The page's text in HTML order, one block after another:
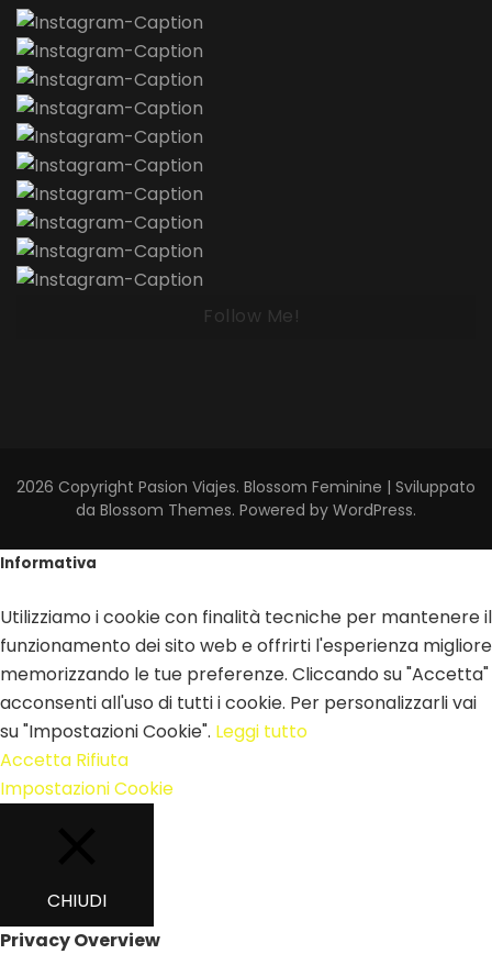
Follow Me!
2026 Copyright Pasion Viajes. Blossom Feminine | Sviluppato
da Blossom Themes. Powered by WordPress.
Informativa
Utilizziamo i cookie con finalità tecniche per mantenere il
funzionamento dei sito web e offrirti l'esperienza migliore
memorizzando le tue preferenze. Cliccando su "Accetta"
acconsenti all'uso di tutti i cookie. Per personalizzarli vai
su "Impostazioni Cookie". Leggi tutto
Accetta Rifiuta
Impostazioni Cookie
CHIUDI
Privacy Overview